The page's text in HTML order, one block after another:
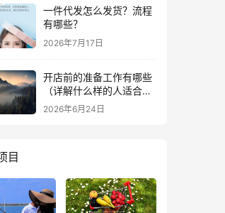
一件代发怎么发货？流程
有哪些？
2026年7月17日
开店前的准备工作有哪些
（详解什么样的人适合做
生意）
2026年6月24日
目